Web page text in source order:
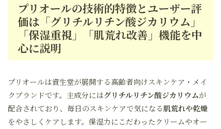
プリオールの技術的特徴とユーザー評
価は「グリチルリチン酸ジカリウム」
「保湿重視」「肌荒れ改善」機能を中
心に説明
プリオールは資生堂が展開する高齢者向けスキンケア・メイ
クブランドです。主成分にはグリチルリチン酸ジカリウムが
配合されており、毎日のスキンケアで気になる肌荒れや乾燥
をやさしくケアします。保湿力にこだわったクリームやオー